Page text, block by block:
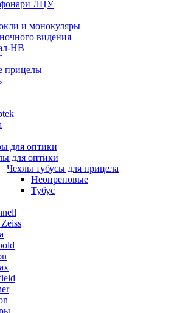
ЛЦУ
и монокуляры
видения
НВ
прицелы
для оптики
для оптики
Чехлы тубусы для прицела
Неопреновые
Тубус